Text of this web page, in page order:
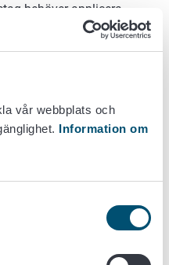
vår webbplats och
Information om
behöver applicera
här om hur ISPM 15 -
och dessutom uppbärs
i prislistan